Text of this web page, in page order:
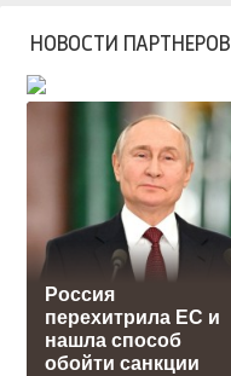
НОВОСТИ ПАРТНЕРОВ
Россия
перехитрила EC и
нашла способ
обойти санкции